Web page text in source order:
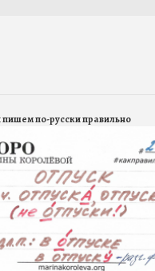
пишем по-русски правильно